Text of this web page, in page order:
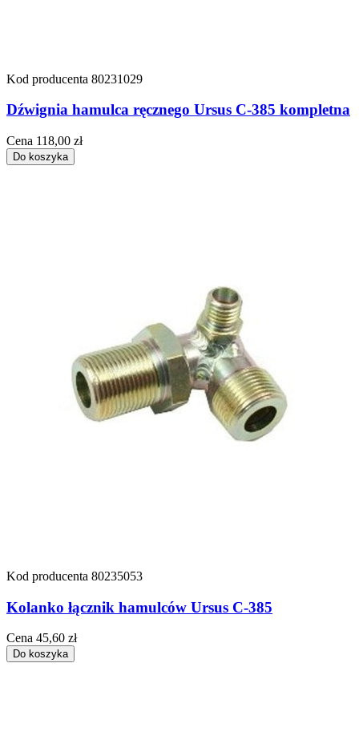
Kod producenta 80231029
Dźwignia hamulca ręcznego Ursus C-385 kompletna
Cena 118,00 zł
Do koszyka
Kod producenta 80235053
Kolanko łącznik hamulców Ursus C-385
Cena 45,60 zł
Do koszyka